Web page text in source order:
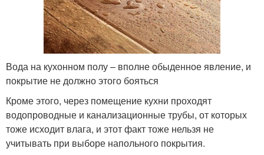
Вода на кухонном полу – вполне обыденное явление, и
покрытие не должно этого бояться
Кроме этого, через помещение кухни проходят
водопроводные и канализационные трубы, от которых
тоже исходит влага, и этот факт тоже нельзя не
учитывать при выборе напольного покрытия.